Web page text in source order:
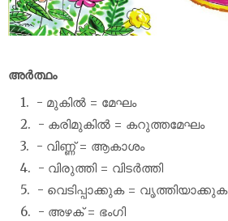
അർത്ഥം
- മുകിൽ = മേഘം
- കരിമുകിൽ = കറുത്തമേഘം
- വിണ്ണ് = ആകാശം
- വിരുത്തി = വിടർത്തി
- വെടിപ്പാക്കുക = വൃത്തിയാക്കുക
- അഴക് = ഭംഗി